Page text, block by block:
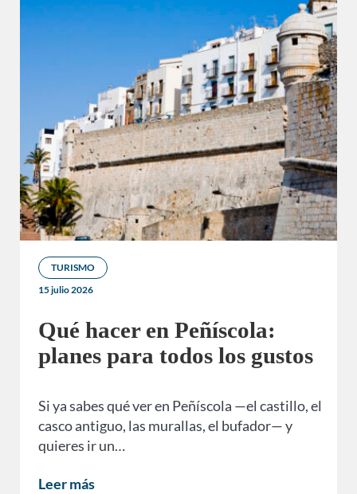
TURISMO
15 julio 2026
Qué hacer en Peñíscola:
planes para todos los gustos
Si ya sabes qué ver en Peñíscola —el castillo, el
casco antiguo, las murallas, el bufador— y
quieres ir un…
Leer más